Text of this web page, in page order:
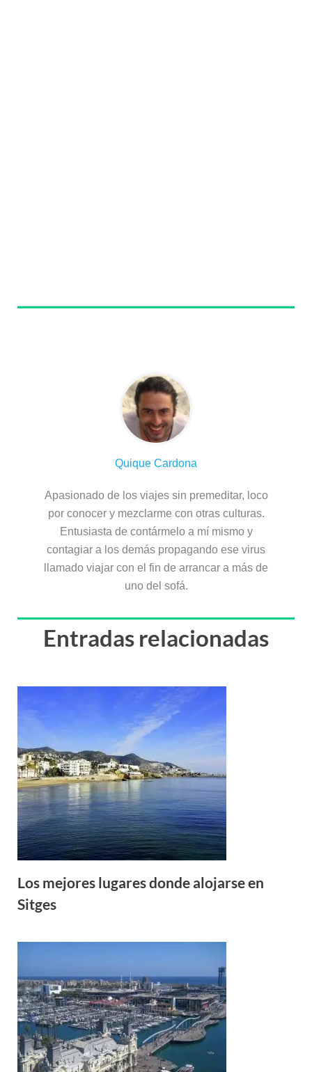
Quique Cardona
Apasionado de los viajes sin premeditar, loco
por conocer y mezclarme con otras culturas.
Entusiasta de contármelo a mí mismo y
contagiar a los demás propagando ese virus
llamado viajar con el fin de arrancar a más de
uno del sofá.
Entradas relacionadas
Los mejores lugares donde alojarse en
Sitges